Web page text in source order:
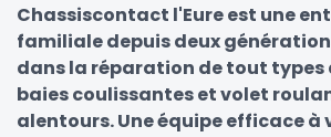
Chassiscontact l'Eure est une
familiale depuis deux
dans la réparation de tout types
baies coulissantes et volet
alentours. Une équipe efficace à